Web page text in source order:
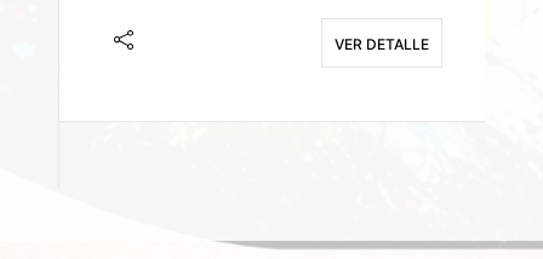
VER DETALLE